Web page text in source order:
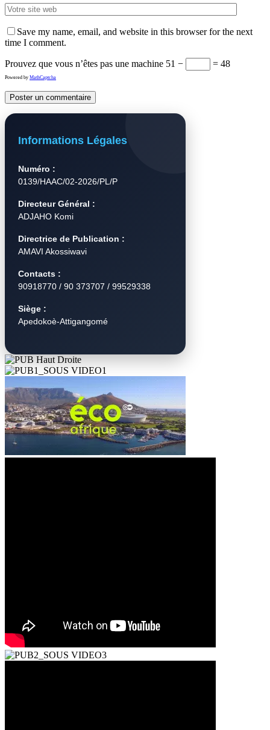
Save my name, email, and website in this browser for the next
time I comment.
Prouvez que vous n’êtes pas une machine 51 − = 48
Powered by MathCaptcha
Informations Légales
Numéro :
0139/HAAC/02-2026/PL/P
Directeur Général :
ADJAHO Komi
Directrice de Publication :
AMAVI Akossiwavi
Contacts :
90918770 / 90 373707 / 99529338
Siège :
Apedokoè-Attigangomé